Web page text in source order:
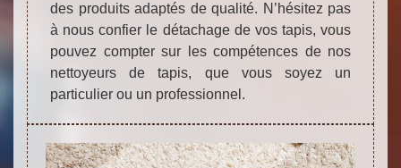
des produits adaptés de qualité. N’hésitez pas
à nous confier le détachage de vos tapis, vous
pouvez compter sur les compétences de nos
nettoyeurs de tapis, que vous soyez un
particulier ou un professionnel.